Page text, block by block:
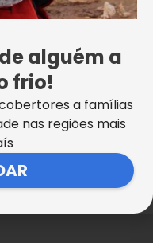
alguém a
frio!
a famílias
nas regiões mais